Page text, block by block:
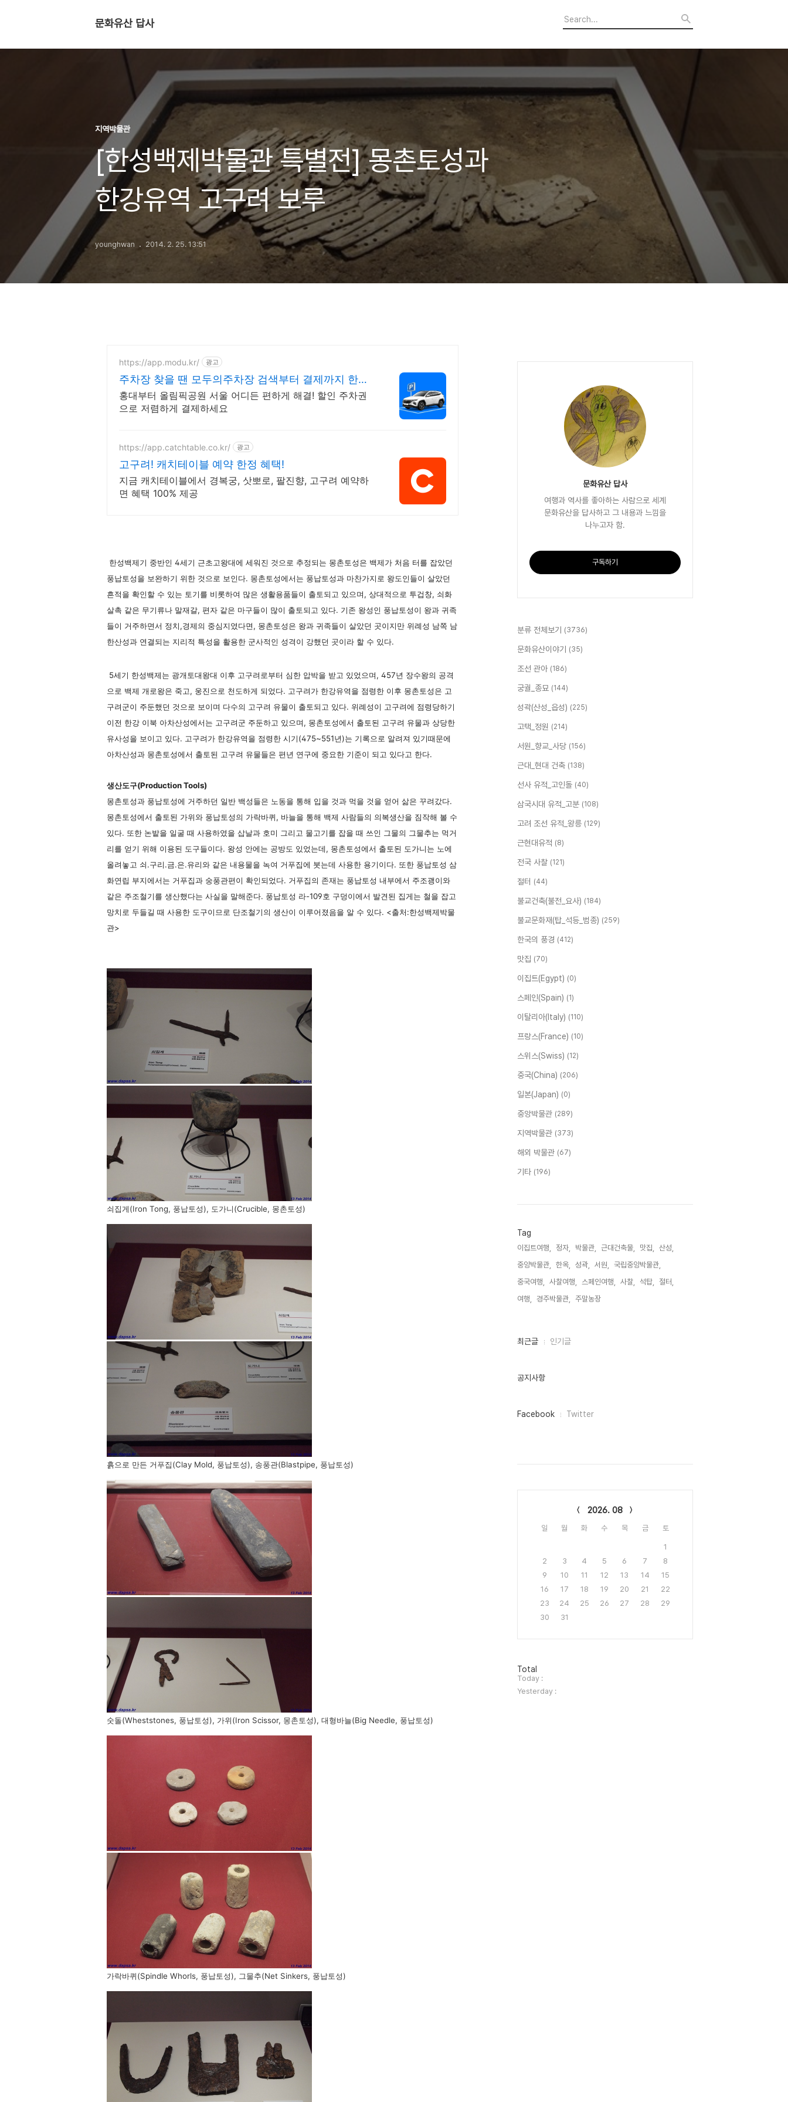
문화유산 답사
지역박물관
[한성백제박물관 특별전] 몽촌토성과
한강유역 고구려 보루
younghwan 2014. 2. 25. 13:51
https://app.modu.kr/ 광고
주차장 찾을 땐 모두의주차장 검색부터 결제까지 한번
에!
홍대부터 올림픽공원 서울 어디든 편하게 해결! 할인 주차권
으로 저렴하게 결제하세요
https://app.catchtable.co.kr/ 광고
고구려! 캐치테이블 예약 한정 혜택!
지금 캐치테이블에서 경복궁, 삿뽀로, 팔진향, 고구려 예약하
면 혜택 100% 제공
한성백제기 중반인 4세기 근초고왕대에 세워진 것으로 추정되는 몽촌토성은 백제가 처음 터를 잡았던
풍납토성을 보완하기 위한 것으로 보인다. 몽촌토성에서는 풍납토성과 마찬가지로 왕도인들이 살았던
흔적을 확인할 수 있는 토기를 비롯하여 많은 생활용품들이 출토되고 있으며, 상대적으로 투겁창, 쇠화
살촉 같은 무기류나 말재갈, 편자 같은 마구들이 많이 출토되고 있다. 기존 왕성인 풍납토성이 왕과 귀족
들이 거주하면서 정치,경제의 중심지였다면, 몽촌토성은 왕과 귀족들이 살았던 곳이지만 위례성 남쪽 남
한산성과 연결되는 지리적 특성을 활용한 군사적인 성격이 강했던 곳이라 할 수 있다.
5세기 한성백제는 광개토대왕대 이후 고구려로부터 심한 압박을 받고 있었으며, 457년 장수왕의 공격
으로 백제 개로왕은 죽고, 웅진으로 천도하게 되었다. 고구려가 한강유역을 점령한 이후 몽촌토성은 고
구려군이 주둔했던 것으로 보이며 다수의 고구려 유물이 출토되고 있다. 위례성이 고구려에 점령당하기
이전 한강 이북 아차산성에서는 고구려군 주둔하고 있으며, 몽촌토성에서 출토된 고구려 유물과 상당한
유사성을 보이고 있다. 고구려가 한강유역을 점령한 시기(475~551년)는 기록으로 알려져 있기때문에
아차산성과 몽촌토성에서 출토된 고구려 유물들은 편년 연구에 중요한 기준이 되고 있다고 한다.
생산도구(Production Tools)
몽촌토성과 풍납토성에 거주하던 일반 백성들은 노동을 통해 입을 것과 먹을 것을 얻어 삶은 꾸려갔다.
몽촌토성에서 출토된 가위와 풍납토성의 가락바퀴, 바늘을 통해 백제 사람들의 의복생산을 짐작해 볼 수
있다. 또한 논밭을 일굴 때 사용하였을 삽날과 호미 그리고 물고기를 잡을 때 쓰인 그물의 그물추는 먹거
리를 얻기 위해 이용된 도구들이다. 왕성 안에는 공방도 있었는데, 몽촌토성에서 출토된 도가니는 노에
올려놓고 쇠.구리.금.은.유리와 같은 내용물을 녹여 거푸집에 붓는데 사용한 용기이다. 또한 풍납토성 삼
화연립 부지에서는 거푸집과 숭풍관편이 확인되었다. 거푸집의 존재는 풍납토성 내부에서 주조괭이와
같은 주조철기를 생산했다는 사실을 말해준다. 풍납토성 라-109호 구덩이에서 발견된 집게는 철을 잡고
망치로 두들길 때 사용한 도구이므로 단조철기의 생산이 이루어졌음을 알 수 있다. <출처:한성백제박물
관>
쇠집게(Iron Tong, 풍납토성), 도가니(Crucible, 몽촌토성)
흙으로 만든 거푸집(Clay Mold, 풍납토성), 송풍관(Blastpipe, 풍납토성)
숫돌(Wheststones, 풍납토성), 가위(Iron Scissor, 몽촌토성), 대형바늘(Big Needle, 풍납토성)
가락바퀴(Spindle Whorls, 풍납토성), 그물추(Net Sinkers, 풍납토성)
문화유산 답사
여행과 역사를 좋아하는 사람으로 세계
문화유산을 답사하고 그 내용과 느낌을
나누고자 함.
구독하기
분류 전체보기 (3736)
문화유산이야기 (35)
조선 관아 (186)
궁궐_종묘 (144)
성곽(산성_읍성) (225)
고택_정원 (214)
서원_향교_사당 (156)
근대_현대 건축 (138)
선사 유적_고인돌 (40)
삼국시대 유적_고분 (108)
고려 조선 유적_왕릉 (129)
근현대유적 (8)
전국 사찰 (121)
절터 (44)
불교건축(불전_요사) (184)
불교문화재(탑_석등_범종) (259)
한국의 풍경 (412)
맛집 (70)
이집트(Egypt) (0)
스페인(Spain) (1)
이탈리아(Italy) (110)
프랑스(France) (10)
스위스(Swiss) (12)
중국(China) (206)
일본(Japan) (0)
중앙박물관 (289)
지역박물관 (373)
해외 박물관 (67)
기타 (196)
Tag
이집트여행, 정자, 박물관, 근대건축물, 맛집,
산성,
중앙박물관,
한옥, 성곽, 서원,
국립중앙박물관,
중국여행,
사찰여행, 스페인여행, 사찰, 석탑,
절터,
여행,
경주박물관, 주말농장,
최
인
최근글 인기글
공지사항
페
Facebook Twitter
2026. 08
일 월 화 수 목 금 토
1
2
3 4 5 6 7
8
9
10 11 12 13 14
15
16
17 18 19 20 21
22
23
24 25 26 27 28
29
30
31
방
문
자
수
Total
Today :
Yesterday :